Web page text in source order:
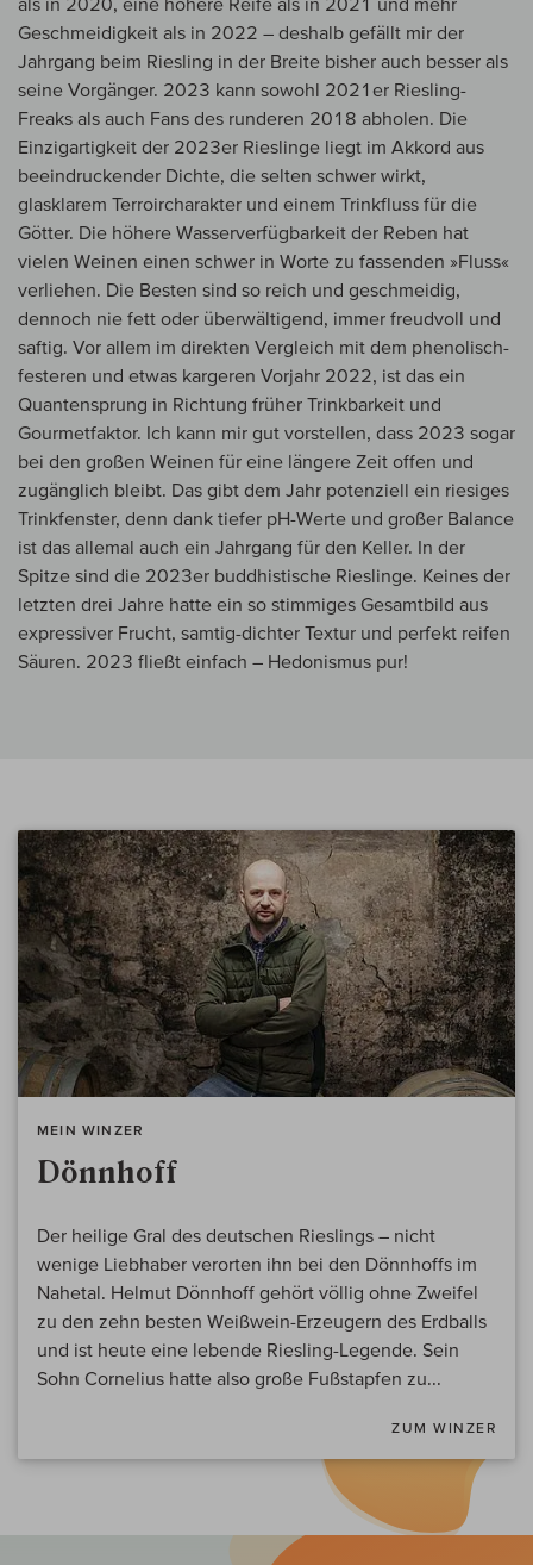
Geschmeidigkeit als in 2022 – deshalb gefällt mir der
Jahrgang beim Riesling in der Breite bisher auch besser als
seine Vorgänger. 2023 kann sowohl 2021er Riesling-
Freaks als auch Fans des runderen 2018 abholen. Die
Einzigartigkeit der 2023er Rieslinge liegt im Akkord aus
beeindruckender Dichte, die selten schwer wirkt,
glasklarem Terroircharakter und einem Trinkfluss für die
Götter. Die höhere Wasserverfügbarkeit der Reben hat
vielen Weinen einen schwer in Worte zu fassenden »Fluss«
verliehen. Die Besten sind so reich und geschmeidig,
dennoch nie fett oder überwältigend, immer freudvoll und
saftig. Vor allem im direkten Vergleich mit dem phenolisch-
festeren und etwas kargeren Vorjahr 2022, ist das ein
Quantensprung in Richtung früher Trinkbarkeit und
Gourmetfaktor. Ich kann mir gut vorstellen, dass 2023 sogar
bei den großen Weinen für eine längere Zeit offen und
zugänglich bleibt. Das gibt dem Jahr potenziell ein riesiges
Trinkfenster, denn dank tiefer pH-Werte und großer Balance
ist das allemal auch ein Jahrgang für den Keller. In der
Spitze sind die 2023er buddhistische Rieslinge. Keines der
letzten drei Jahre hatte ein so stimmiges Gesamtbild aus
expressiver Frucht, samtig-dichter Textur und perfekt reifen
Säuren. 2023 fließt einfach – Hedonismus pur!
MEIN WINZER
Dönnhoff
Der heilige Gral des deutschen Rieslings – nicht
wenige Liebhaber verorten ihn bei den Dönnhoffs im
Nahetal. Helmut Dönnhoff gehört völlig ohne Zweifel
zu den zehn besten Weißwein-Erzeugern des Erdballs
und ist heute eine lebende Riesling-Legende. Sein
Sohn Cornelius hatte also große Fußstapfen zu...
ZUM WINZER